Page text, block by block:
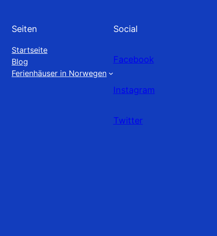
Seiten
Startseite
Blog
Ferienhäuser in Norwegen
Social
Facebook
Instagram
Twitter